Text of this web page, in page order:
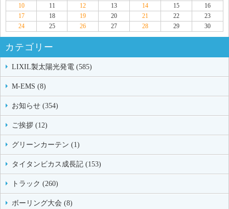
10
11 12 13 14 15
16
17
18 19 20 21 22
23
24
25 26 27 28 29 30
カテゴリー
LIXIL製太陽光発電 (585)
M-EMS (8)
お知らせ (354)
ご挨拶 (12)
グリーンカーテン (1)
タイタンビカス成長記 (153)
トラック (260)
ボーリング大会 (8)